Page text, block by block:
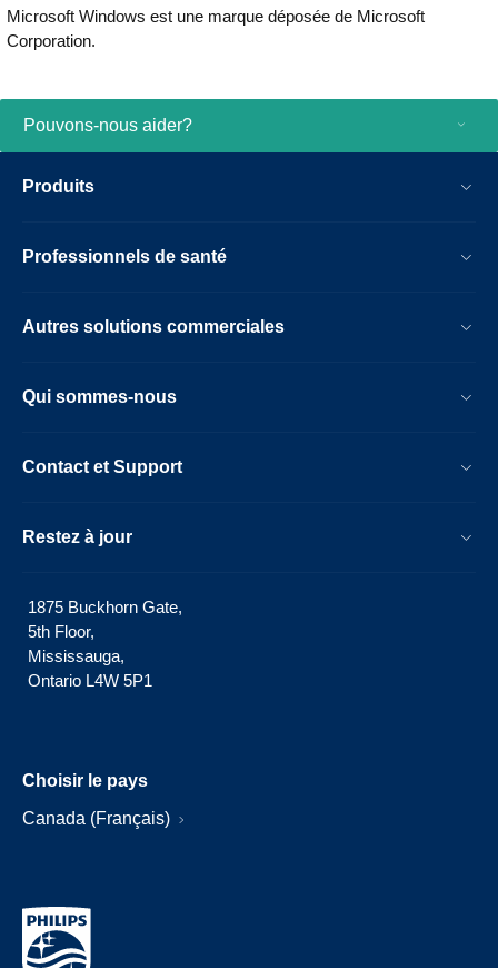
Microsoft Windows est une marque déposée de Microsoft
Corporation.
Pouvons-nous aider?
Produits
Professionnels de santé
Autres solutions commerciales
Qui sommes-nous
Contact et Support
Restez à jour
1875 Buckhorn Gate,
5th Floor,
Mississauga,
Ontario L4W 5P1
Choisir le pays
Canada (Français)